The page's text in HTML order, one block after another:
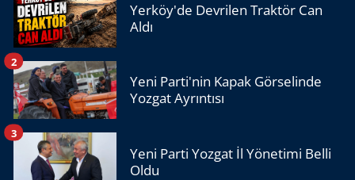
Yerköy'de Devrilen Traktör Can
Aldı
Yeni Parti'nin Kapak Görselinde
Yozgat Ayrıntısı
2
Yeni Parti Yozgat İl Yönetimi Belli
Oldu
3